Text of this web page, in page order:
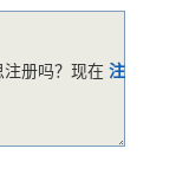
册吗？现在 注